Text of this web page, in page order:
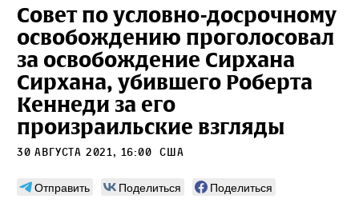
Совет по условно-досрочному
освобождению проголосовал
за освобождение Сирхана
Сирхана, убившего Роберта
Кеннеди за его
произраильские взгляды
30 августа 2021, 16:00 сша
Отправить Поделиться
Поделиться